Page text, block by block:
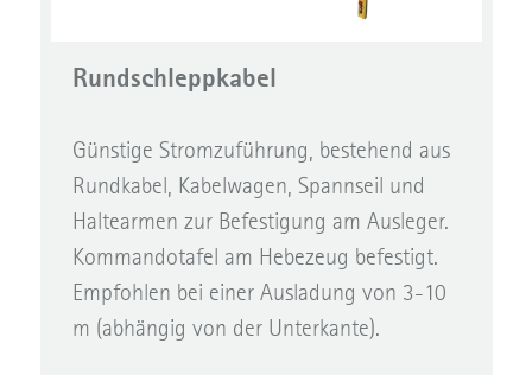
Rundschleppkabel
Günstige Stromzuführung, bestehend aus
Rundkabel, Kabelwagen, Spannseil und
Haltearmen zur Befestigung am Ausleger.
Kommandotafel am Hebezeug befestigt.
Empfohlen bei einer Ausladung von 3-10
m (abhängig von der Unterkante).